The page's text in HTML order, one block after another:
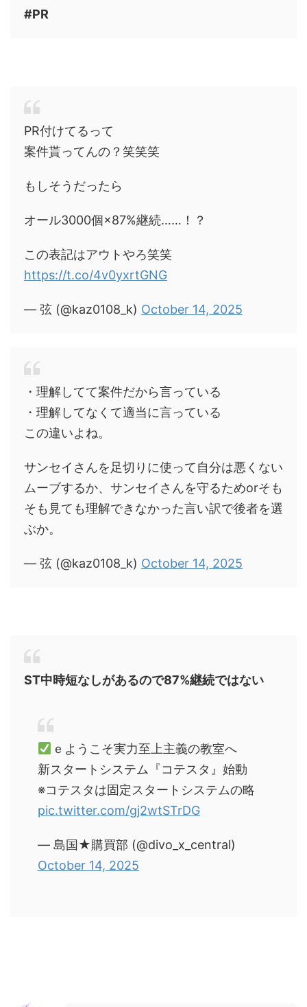
#PR
PR付けてるって
案件貰ってんの？笑笑笑
もしそうだったら
オール3000個×87%継続……！？
この表記はアウトやろ笑笑
https://t.co/4v0yxrtGNG
— 弦 (@kaz0108_k) October 14, 2025
・理解してて案件だから言っている
・理解してなくて適当に言っている
この違いよね。
サンセイさんを足切りに使って自分は悪くない
ムーブするか、サンセイさんを守るためorそも
そも見ても理解できなかった言い訳で後者を選
ぶか。
— 弦 (@kaz0108_k) October 14, 2025
ST中時短なしがあるので87%継続ではない
ｅようこそ実力至上主義の教室へ
新スタートシステム『コテスタ』始動
※コテスタは固定スタートシステムの略
pic.twitter.com/gj2wtSTrDG
— 島国★購買部 (@divo_x_central)
October 14, 2025